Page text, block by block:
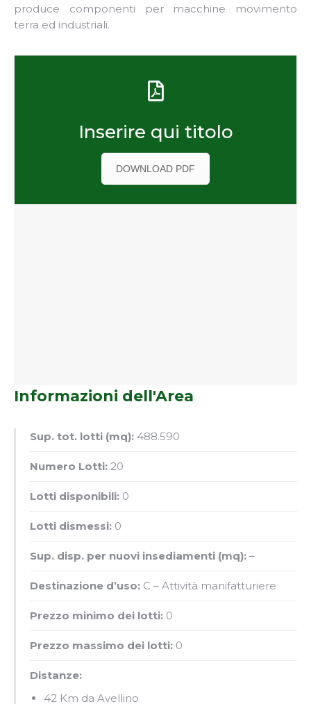
produce componenti per macchine movimento
terra ed industriali.
Inserire qui titolo
DOWNLOAD PDF
Informazioni dell'Area
Sup. tot. lotti (mq): 488.590
Numero Lotti: 20
Lotti disponibili: 0
Lotti dismessi: 0
Sup. disp. per nuovi insediamenti (mq): –
Destinazione d’uso: C – Attività manifatturiere
Prezzo minimo dei lotti: 0
Prezzo massimo dei lotti: 0
Distanze:
42 Km da Avellino